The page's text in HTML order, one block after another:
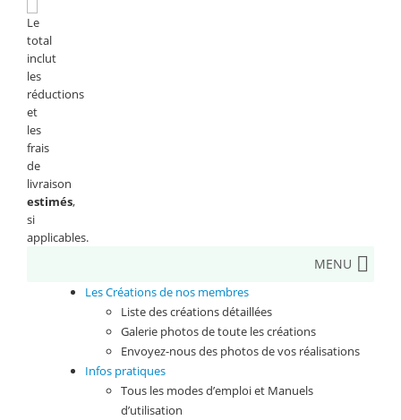
Le
total
inclut
les
réductions
et
les
frais
de
livraison
estimés,
si
applicables.
MENU
Les Créations de nos membres
Liste des créations détaillées
Galerie photos de toute les créations
Envoyez-nous des photos de vos réalisations
Infos pratiques
Tous les modes d’emploi et Manuels
d’utilisation